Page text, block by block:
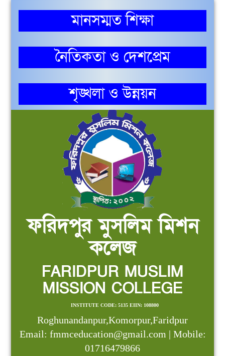
মানসম্মত শিক্ষা
নৈতিকতা ও দেশপ্রেম
শৃঙ্খলা ও উন্নয়ন
ফরিদপুর মুসলিম মিশন
কলেজ
FARIDPUR MUSLIM
MISSION COLLEGE
INSTITUTE CODE: 5135 EIIN: 108800
Roghunandanpur,Komorpur,Faridpur
Email: fmmceducation@gmail.com | Mobile:
01716479866